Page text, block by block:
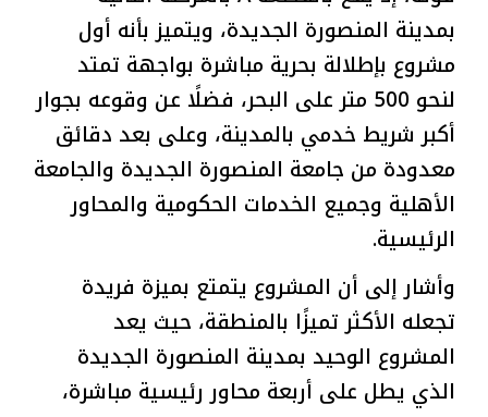
بمدينة المنصورة الجديدة، ويتميز بأنه أول
مشروع بإطلالة بحرية مباشرة بواجهة تمتد
لنحو 500 متر على البحر، فضلًا عن وقوعه بجوار
أكبر شريط خدمي بالمدينة، وعلى بعد دقائق
معدودة من جامعة المنصورة الجديدة والجامعة
الأهلية وجميع الخدمات الحكومية والمحاور
الرئيسية.
وأشار إلى أن المشروع يتمتع بميزة فريدة
تجعله الأكثر تميزًا بالمنطقة، حيث يعد
المشروع الوحيد بمدينة المنصورة الجديدة
الذي يطل على أربعة محاور رئيسية مباشرة،